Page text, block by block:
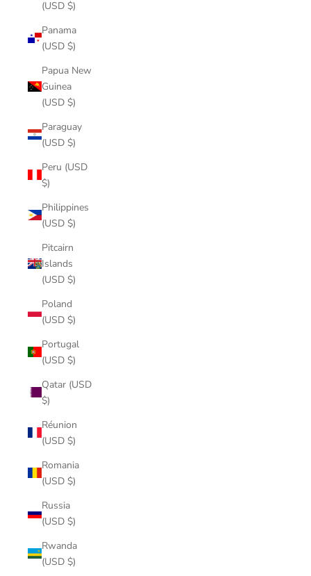
(USD $)
Panama
(USD $)
Papua New
Guinea
(USD $)
Paraguay
(USD $)
Peru (USD
$)
Philippines
(USD $)
Pitcairn
Islands
(USD $)
Poland
(USD $)
Portugal
(USD $)
Qatar (USD
$)
Réunion
(USD $)
Romania
(USD $)
Russia
(USD $)
Rwanda
(USD $)